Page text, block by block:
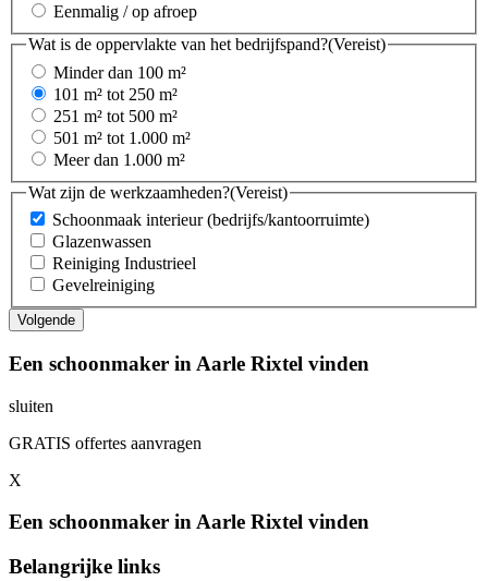
Eenmalig / op afroep
Wat is de oppervlakte van het bedrijfspand?(Vereist)
Minder dan 100 m²
101 m² tot 250 m²
251 m² tot 500 m²
501 m² tot 1.000 m²
Meer dan 1.000 m²
Wat zijn de werkzaamheden?(Vereist)
Schoonmaak interieur (bedrijfs/kantoorruimte)
Glazenwassen
Reiniging Industrieel
Gevelreiniging
Een schoonmaker in Aarle Rixtel vinden
sluiten
GRATIS offertes aanvragen
X
Een schoonmaker in Aarle Rixtel vinden
Belangrijke links